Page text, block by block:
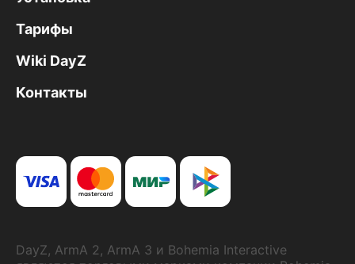
Тарифы
Wiki DayZ
Контакты
DayZ, ArmA 2, ArmA 3 и Bohemia Interactive